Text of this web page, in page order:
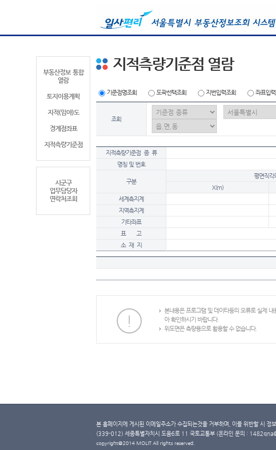
부동산정보 통합
열람
토지이용계획
지적(임야)도
경계점좌표
지적측량기준점
시군구
업무담당자
연락처조회
지적측량기준점 열람
기준점명조회 도곽선택조회 지번입력조회 좌표입
조회
지적측량기준점 종 류
명칭 및 번호
구분
평면직각
X(m)
세계측지계
지역측지계
기타좌표
표 고
소 재 지
본내용은 프로그램 및 데이타등의 오류로 실제
아 확인하시기 바랍니다.
위도면은 측량용으로 활용할 수 없습니다.
본 홈페이지에 게시된 이메일주소가 수집되는것을 거부하며, 이를 위반할 시 정
(339-012) 세종특별자치시 도움6로 11 국토교통부 (온라인 문의 :
copyright@2014 MOLIT All rights reserved.